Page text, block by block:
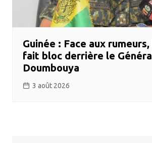
Guinée : Face aux rumeurs,
fait bloc derrière le
Doumbouya
3 août 2026